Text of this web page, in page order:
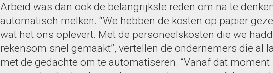
Arbeid was dan ook de belangrijkste reden om na te
automatisch melken. “We hebben de kosten op papier
wat het ons oplevert. Met de personeelskosten die we
rekensom snel gemaakt”, vertellen de ondernemers die al
met de gedachte om te automatiseren. “Vanaf dat moment